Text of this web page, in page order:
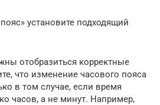
установите подходящий
отобразиться корректные
что изменение часового пояса
в том случае, если время
часов, а не минут. Например,